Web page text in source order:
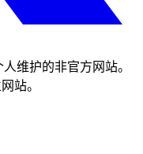
维护的非官方网站。
站。